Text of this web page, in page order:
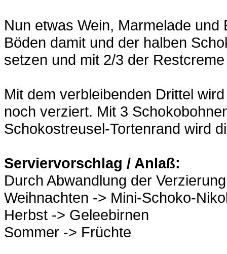
Nun etwas Wein, Marmelade
Böden damit und der halben
setzen und mit 2/3 der
Mit dem verbleibenden Drittel
noch verziert. Mit 3
Schokostreusel-Tortenrand wird
Serviervorschlag / Anlaß:
Durch Abwandlung der
Weihnachten -> Mini-Schoko-
Herbst -> Geleebirnen
Sommer -> Früchte